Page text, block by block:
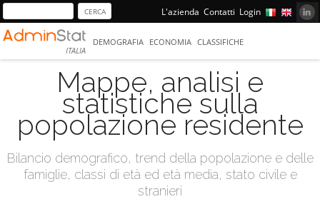
L'azienda Contatti Login
ITALIA
DEMOGRAFIA ECONOMIA CLASSIFICHE
Mappe, analisi e
statistiche sulla
popolazione residente
Bilancio demografico, trend della popolazione e delle
famiglie, classi di età ed età media, stato civile e
stranieri